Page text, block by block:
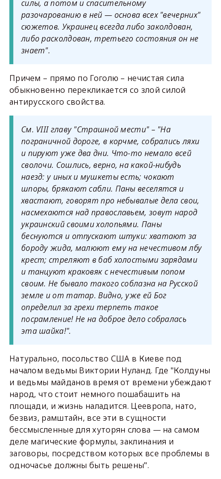
силы, а потом и спасительному
разочарованию в ней — основа всех "вечерних"
сюжетов. Украинец всегда либо заколдован,
либо расколдован, третьего состояния он не
знает".
Причем – прямо по Гоголю – нечистая сила
обыкновенно перекликается со злой силой
антирусского свойства.
См. VIII главу "Страшной мести" – "На
пограничной дороге, в корчме, собрались ляхи
и пируют уже два дни. Что-то немало всей
сволочи. Сошлись, верно, на какой-нибудь
наезд: у иных и мушкеты есть; чокают
шпоры, брякают сабли. Паны веселятся и
хвастают, говорят про небывалые дела свои,
насмехаются над православьем, зовут народ
украинский своими холопьями. Паны
беснуются и отпускают штуки: хватают за
бороду жида, малюют ему на нечестивом лбу
крест; стреляют в баб холостыми зарядами
и танцуют краковяк с нечестивым попом
своим. Не бывало такого соблазна на Русской
земле и от татар. Видно, уже ей Бог
определил за грехи терпеть такое
посрамление! Не на доброе дело собралась
эта шайка!".
Натурально, посольство США в Киеве под
началом ведьмы Виктории Нуланд. Где "Колдуны
и ведьмы майданов время от времени убеждают
народ, что стоит немного пошабашить на
площади, и жизнь наладится. Цеевропа, нато,
безвиз, рамштайн, все эти в сущности
бессмысленные для хуторян слова — на самом
деле магические формулы, заклинания и
заговоры, посредством которых все проблемы в
одночасье должны быть решены".